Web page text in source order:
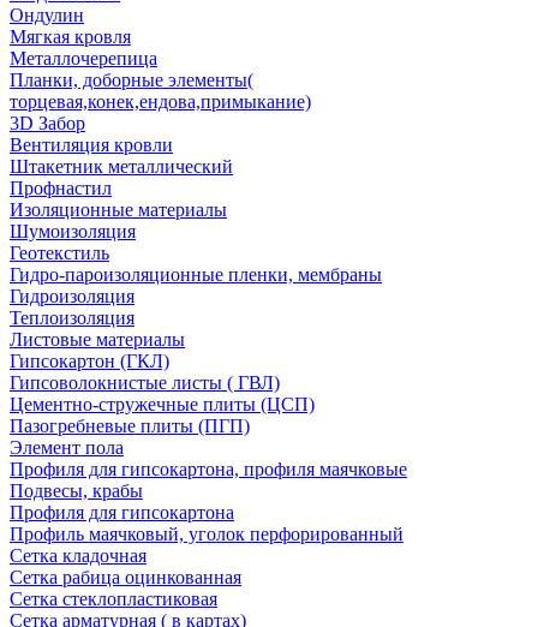
Ондулин
Мягкая кровля
Металлочерепица
Планки, доборные элементы(
торцевая,конек,ендова,примыкание)
3D Забор
Вентиляция кровли
Штакетник металлический
Профнастил
Изоляционные материалы
Шумоизоляция
Геотекстиль
Гидро-пароизоляционные пленки, мембраны
Гидроизоляция
Теплоизоляция
Листовые материалы
Гипсокартон (ГКЛ)
Гипсоволокнистые листы ( ГВЛ)
Цементно-стружечные плиты (ЦСП)
Пазогребневые плиты (ПГП)
Элемент пола
Профиля для гипсокартона, профиля маячковые
Подвесы, крабы
Профиля для гипсокартона
Профиль маячковый, уголок перфорированный
Сетка кладочная
Сетка рабица оцинкованная
Сетка стеклопластиковая
Сетка арматурная ( в картах)